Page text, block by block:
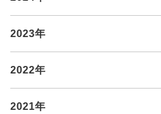
2023年
2022年
2021年